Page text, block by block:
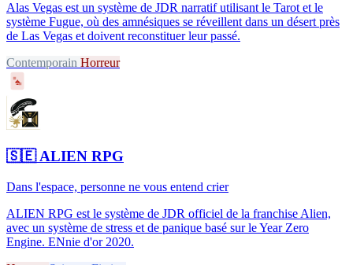
Alas Vegas est un système de JDR narratif utilisant le Tarot et le
système Fugue, où des amnésiques se réveillent dans un désert près
de Las Vegas et doivent reconstituer leur passé.
Contemporain Horreur
♠
🇸🇪ALIEN RPG
Dans l'espace, personne ne vous entend crier
ALIEN RPG est le système de JDR officiel de la franchise Alien,
avec un système de stress et de panique basé sur le Year Zero
Engine. ENnie d'or 2020.